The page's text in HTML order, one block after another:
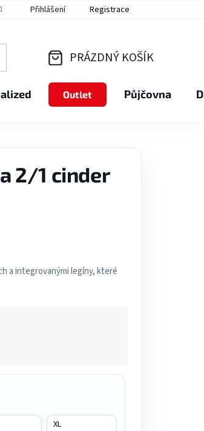
Přihlášení Registrace
KOŠÍK
PRÁZDNÝ KOŠÍK
Outlet Půjčovna
2/1 cinder
a integrovanými legíny, které
XL